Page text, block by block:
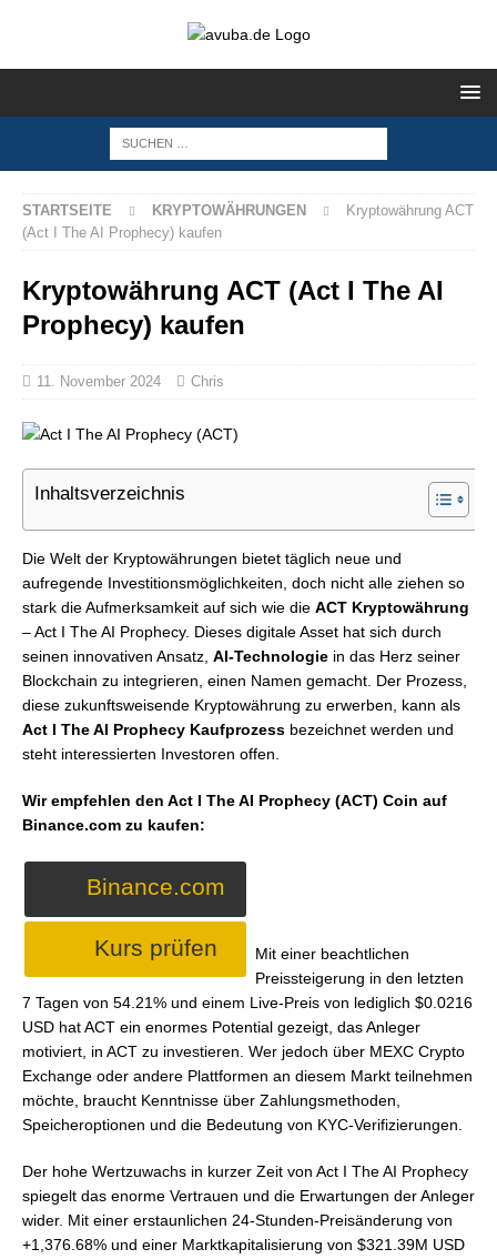
STARTSEITE KRYPTOWÄHRUNGEN
Kryptowährung ACT
(Act I The AI Prophecy) kaufen
Kryptowährung ACT (Act I The AI
Prophecy) kaufen
11. November 2024 Chris
Inhaltsverzeichnis
Die Welt der Kryptowährungen bietet täglich neue und
aufregende Investitionsmöglichkeiten, doch nicht alle ziehen so
stark die Aufmerksamkeit auf sich wie die ACT Kryptowährung
– Act I The AI Prophecy. Dieses digitale Asset hat sich durch
seinen innovativen Ansatz, AI-Technologie in das Herz seiner
Blockchain zu integrieren, einen Namen gemacht. Der Prozess,
diese zukunftsweisende Kryptowährung zu erwerben, kann als
Act I The AI Prophecy Kaufprozess bezeichnet werden und
steht interessierten Investoren offen.
Wir empfehlen den Act I The AI Prophecy (ACT) Coin auf
Binance.com zu kaufen:
Binance.com
Kurs prüfen
Mit einer beachtlichen
Preissteigerung in den letzten
7 Tagen von 54.21% und einem Live-Preis von lediglich $0.0216
USD hat ACT ein enormes Potential gezeigt, das Anleger
motiviert, in ACT zu investieren. Wer jedoch über MEXC Crypto
Exchange oder andere Plattformen an diesem Markt teilnehmen
möchte, braucht Kenntnisse über Zahlungsmethoden,
Speicheroptionen und die Bedeutung von KYC-Verifizierungen.
Der hohe Wertzuwachs in kurzer Zeit von Act I The AI Prophecy
spiegelt das enorme Vertrauen und die Erwartungen der Anleger
wider. Mit einer erstaunlichen 24-Stunden-Preisänderung von
+1,376.68% und einer Marktkapitalisierung von $321.39M USD